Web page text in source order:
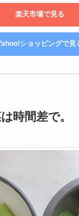
楽天市場で見る
ショッピングで見
時間差で。